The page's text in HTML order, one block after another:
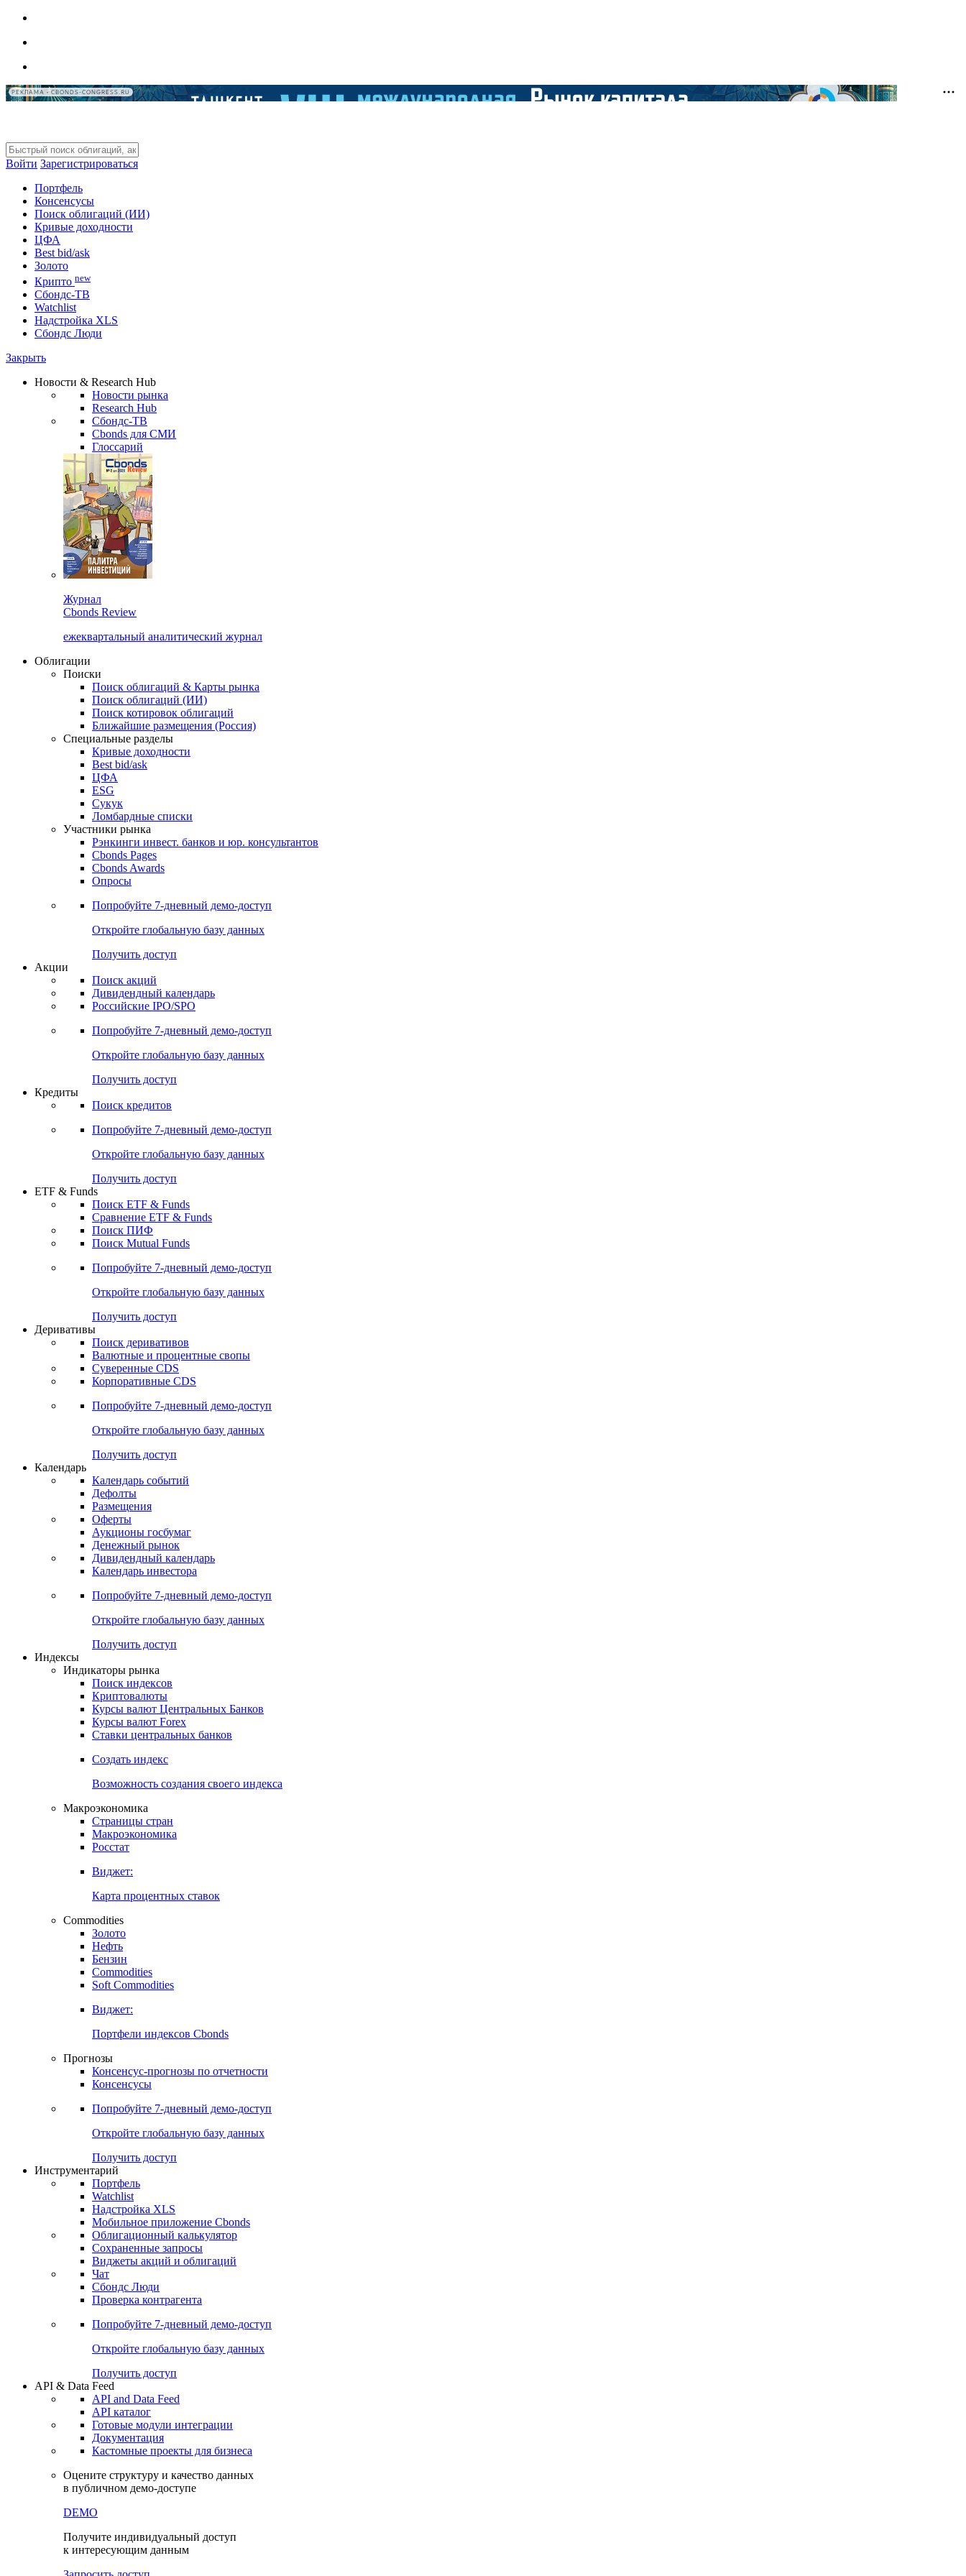
РЕКЛАМА • CBONDS-CONGRESS.RU
Войти Зарегистрироваться
Портфель
Консенсусы
Поиск облигаций (ИИ)
Кривые доходности
ЦФА
Best bid/ask
Золото
Крипто new
Сбондс-ТВ
Watchlist
Надстройка XLS
Сбондс Люди
Закрыть
Новости & Research Hub
Новости рынка
Research Hub
Сбондс-ТВ
Cbonds для СМИ
Глоссарий
Журнал
Cbonds Review
ежеквартальный аналитический журнал
Облигации
Поиски
Поиск облигаций & Карты рынка
Поиск облигаций (ИИ)
Поиск котировок облигаций
Ближайшие размещения (Россия)
Специальные разделы
Кривые доходности
Best bid/ask
ЦФА
ESG
Сукук
Ломбардные списки
Участники рынка
Рэнкинги инвест. банков и юр. консультантов
Cbonds Pages
Cbonds Awards
Опросы
Попробуйте 7-дневный демо-доступ
Откройте глобальную базу данных
Получить доступ
Акции
Поиск акций
Дивидендный календарь
Российские IPO/SPO
Попробуйте 7-дневный демо-доступ
Откройте глобальную базу данных
Получить доступ
Кредиты
Поиск кредитов
Попробуйте 7-дневный демо-доступ
Откройте глобальную базу данных
Получить доступ
ETF & Funds
Поиск ETF & Funds
Сравнение ETF & Funds
Поиск ПИФ
Поиск Mutual Funds
Попробуйте 7-дневный демо-доступ
Откройте глобальную базу данных
Получить доступ
Деривативы
Поиск деривативов
Валютные и процентные свопы
Суверенные CDS
Корпоративные CDS
Попробуйте 7-дневный демо-доступ
Откройте глобальную базу данных
Получить доступ
Календарь
Календарь событий
Дефолты
Размещения
Оферты
Аукционы госбумаг
Денежный рынок
Дивидендный календарь
Календарь инвестора
Попробуйте 7-дневный демо-доступ
Откройте глобальную базу данных
Получить доступ
Индексы
Индикаторы рынка
Поиск индексов
Криптовалюты
Курсы валют Центральных Банков
Курсы валют Forex
Ставки центральных банков
Создать индекс
Возможность создания своего индекса
Макроэкономика
Страницы стран
Макроэкономика
Росстат
Виджет:
Карта процентных ставок
Commodities
Золото
Нефть
Бензин
Commodities
Soft Commodities
Виджет:
Портфели индексов Cbonds
Прогнозы
Консенсус-прогнозы по отчетности
Консенсусы
Попробуйте 7-дневный демо-доступ
Откройте глобальную базу данных
Получить доступ
Инструментарий
Портфель
Watchlist
Надстройка XLS
Мобильное приложение Cbonds
Облигационный калькулятор
Сохраненные запросы
Виджеты акций и облигаций
Чат
Сбондс Люди
Проверка контрагента
Попробуйте 7-дневный демо-доступ
Откройте глобальную базу данных
Получить доступ
API & Data Feed
API and Data Feed
API каталог
Готовые модули интеграции
Документация
Кастомные проекты для бизнеса
Оцените структуру и качество данных
в публичном демо-доступе
DEMO
Получите индивидуальный доступ
к интересующим данным